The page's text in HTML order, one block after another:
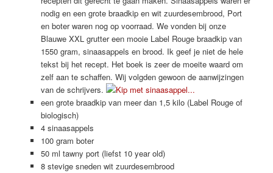
nodig en een grote braadkip en wit zuurdesembrood, Port
en boter waren nog op voorraad. We vonden bij onze
Blauwe XXL grutter een mooie Label Rouge braadkip van
1550 gram, sinaasappels en brood. Ik geef je niet de hele
tekst bij het recept. Het boek is zeer de moeite waard om
zelf aan te schaffen. Wij volgden gewoon de aanwijzingen
van de schrijvers.
een grote braadkip van meer dan 1,5 kilo (Label Rouge of
biologisch)
4 sinaasappels
100 gram boter
50 ml tawny port (liefst 10 year old)
8 stevige sneden wit zuurdesembrood